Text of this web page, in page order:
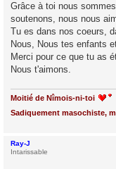
Grâce à toi nous
soutenons, nous nous
Tu es dans nos coeurs,
Nous, Nous tes enfants
Merci pour ce que tu as
Nous t'aimons.
Moitié de Nîmois-ni-toi
Sadiquement masochiste,
Ray-J
Intarissable